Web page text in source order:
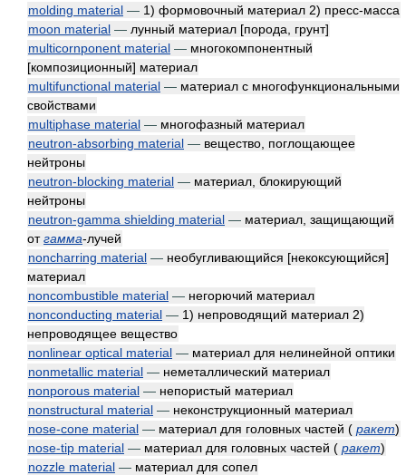
molding material — 1) формовочный материал 2) пресс-масса
moon material — лунный материал [порода, грунт]
multicornponent material — многокомпонентный
[композиционный] материал
multifunctional material — материал с многофункциональными
свойствами
multiphase material — многофазный материал
neutron-absorbing material — вещество, поглощающее
нейтроны
neutron-blocking material — материал, блокирующий
нейтроны
neutron-gamma shielding material — материал, защищающий
отгамма-лучей
noncharring material — необугливающийся [некоксующийся]
материал
noncombustible material — негорючий материал
nonconducting material — 1) непроводящий материал 2)
непроводящее вещество
nonlinear optical material — материал для нелинейной оптики
nonmetallic material — неметаллический материал
nonporous material — непористый материал
nonstructural material — неконструкционный материал
nose-cone material — материал для головных частей ( ракет)
nose-tip material — материал для головных частей ( ракет)
nozzle material — материал для сопел